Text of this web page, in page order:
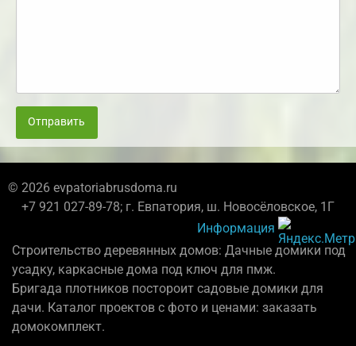
Отправить
© 2026 evpatoriabrusdoma.ru
+7 921 027-89-78; г. Евпатория, ш. Новосёловское, 1Г
Информация
Строительство деревянных домов: Дачные домики под
усадку, каркасные дома под ключ для пмж.
Бригада плотников постороит садовые домики для
дачи. Каталог проектов с фото и ценами: заказать
домокомплект.